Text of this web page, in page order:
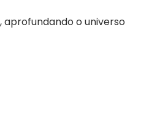
aprofundando o universo